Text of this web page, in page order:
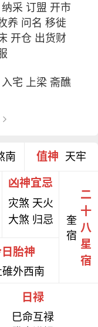
纳采 订盟 开市
养 问名 移徙
开仓 出货财
入宅 上梁 斋醮
南 值神 天牢
凶神宜忌
灾煞 天火
大煞 归忌
胎神
碓外西南
奎
宿
二
十
八
星
宿
日禄
巳命互禄